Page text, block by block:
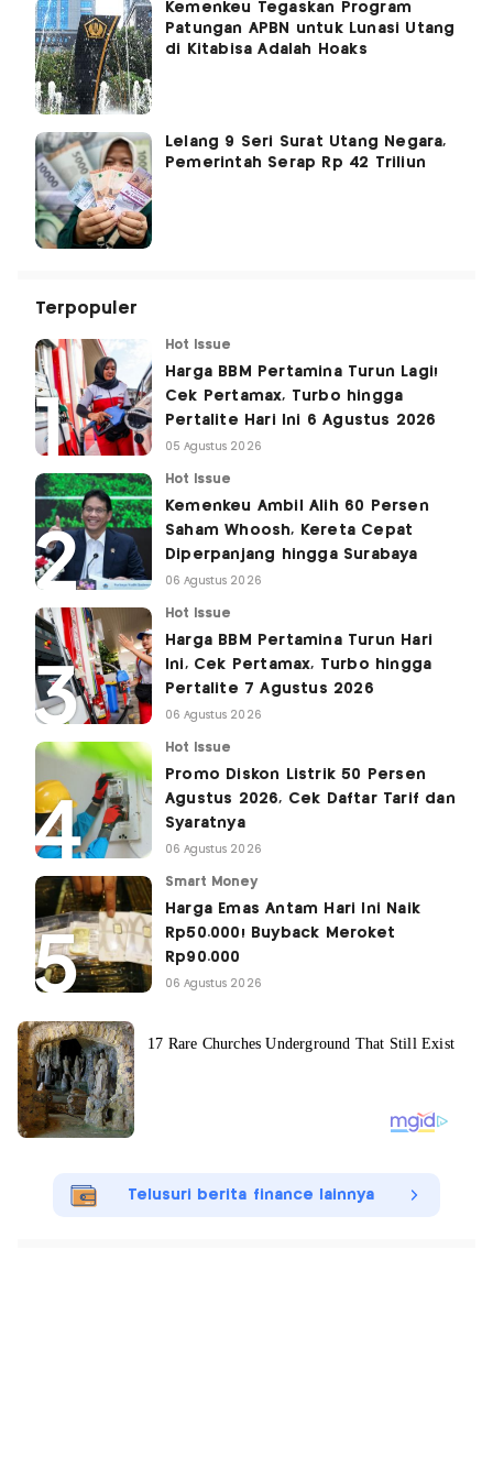
Kemenkeu Tegaskan Program
Patungan APBN untuk Lunasi Utang
di Kitabisa Adalah Hoaks
Lelang 9 Seri Surat Utang Negara,
Pemerintah Serap Rp 42 Triliun
Terpopuler
Hot Issue
Harga BBM Pertamina Turun Lagi!
Cek Pertamax, Turbo hingga
Pertalite Hari Ini 6 Agustus 2026
05 Agustus 2026
Hot Issue
Kemenkeu Ambil Alih 60 Persen
Saham Whoosh, Kereta Cepat
Diperpanjang hingga Surabaya
06 Agustus 2026
Hot Issue
Harga BBM Pertamina Turun Hari
Ini, Cek Pertamax, Turbo hingga
Pertalite 7 Agustus 2026
06 Agustus 2026
Hot Issue
Promo Diskon Listrik 50 Persen
Agustus 2026, Cek Daftar Tarif dan
Syaratnya
06 Agustus 2026
Smart Money
Harga Emas Antam Hari Ini Naik
Rp50.000! Buyback Meroket
Rp90.000
06 Agustus 2026
Telusuri berita finance lainnya